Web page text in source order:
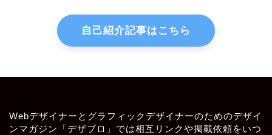
自己紹介記事はこちら
Webデザイナーとグラフィックデザイナーのためのデザイ
ンマガジン「デザブロ」では相互リンクや掲載依頼をいつ